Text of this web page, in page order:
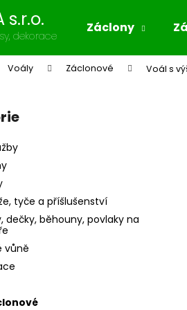
s.r.o.
dekorace
Záclony
Voály Záclonové Voál s
tyče a příšlušenství
dečky, běhouny, povlaky na
vůně